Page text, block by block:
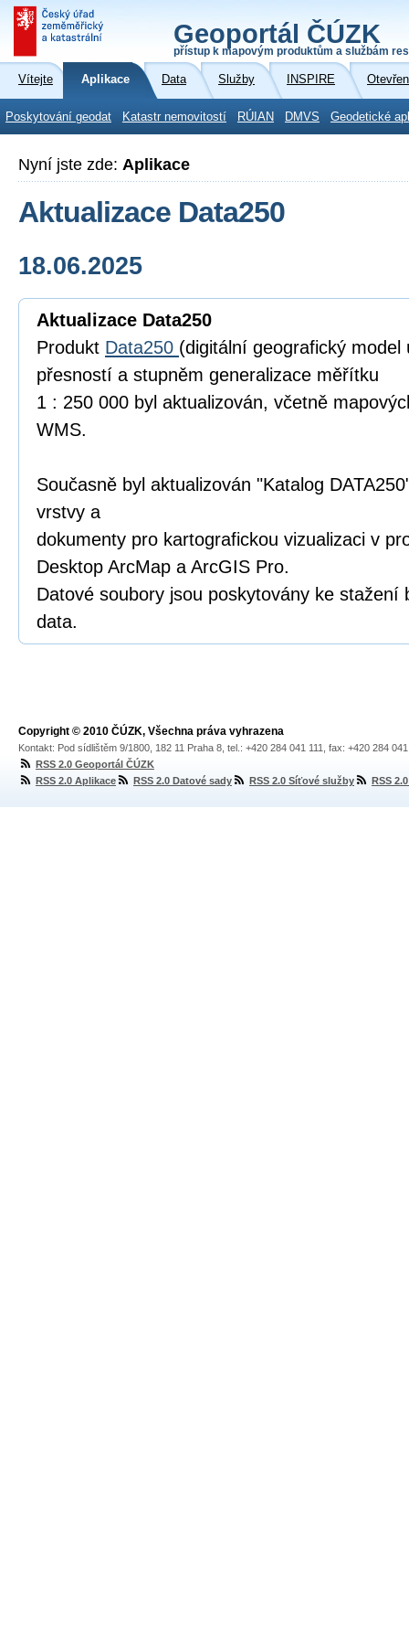
Geoportál ČÚZK
přístup k mapovým produktům a službám
Vítejte Aplikace Data Služby INSPIRE
Poskytování geodat Katastr nemovitostí RÚIAN DMVS Geodetické
Nyní jste zde: Aplikace
Aktualizace Data250
18.06.2025
Aktualizace Data250
Produkt Data250 (digitální geografický
přesností a stupněm generalizace měřítku
1 : 250 000 byl aktualizován, včetně
WMS.
Současně byl aktualizován "Katalog
vrstvy a
dokumenty pro kartografickou vizualizaci v
Desktop ArcMap a ArcGIS Pro.
Datové soubory jsou poskytovány ke stažení
data.
Copyright © 2010 ČÚZK, Všechna práva vyhrazena
Kontakt: Pod sídlištěm 9/1800, 182 11 Praha 8, tel.: +420 284 041 111, fax: +420 284
RSS 2.0 Geoportál ČÚZK
RSS 2.0 Aplikace
RSS 2.0 Datové sady RSS 2.0 Síťové služby RSS